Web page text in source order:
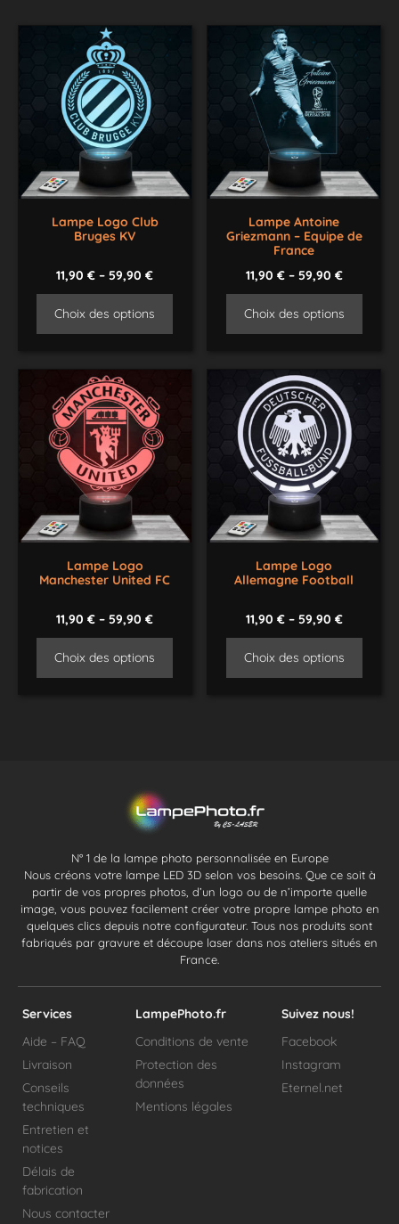
Lampe Logo Club
Bruges KV
11,90€ –59,90€
Choix des options
Lampe Antoine
Griezmann – Equipe de
France
11,90 €– 59,90 €
Choix des options
Lampe Logo
Manchester United FC
11,90€ –59,90€
Choix des options
Lampe Logo
Allemagne Football
11,90 €– 59,90 €
Choix des options
N° 1 de la lampe photo personnalisée en Europe
Nous créons votre lampe LED 3D selon vos besoins. Que ce soit à
partir de vos propres photos, d’un logo ou de n’importe quelle
image, vous pouvez facilement créer votre propre lampe photo en
quelques clics depuis notre configurateur. Tous nos produits sont
fabriqués par gravure et découpe laser dans nos ateliers situés en
France.
Services
Aide – FAQ
Livraison
Conseils
techniques
Entretien et
notices
Délais de
fabrication
Nous contacter
LampePhoto.fr
Conditions de vente
Protection des
données
Mentions légales
Suivez nous!
Facebook
Instagram
Eternel.net